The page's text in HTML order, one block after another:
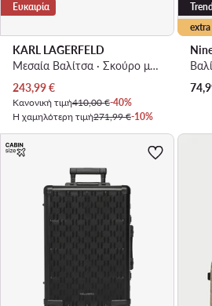
Ευκαιρία
KARL LAGERFELD
Μεσαία Βαλίτσα · Σκούρο μπλε
Τρέχουσα τιμή
243,99€
Κανονική τιμή410,00 €-40%
Η χαμηλότερη τιμή271,99 €-10%